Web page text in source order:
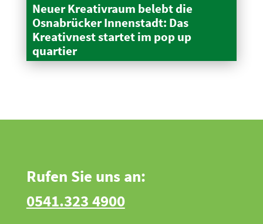
Neuer Kreativraum belebt die
Osnabrücker Innen­stadt: Das
Kreativnest startet im pop up
quartier
Rufen Sie uns an:
0541.323 4900